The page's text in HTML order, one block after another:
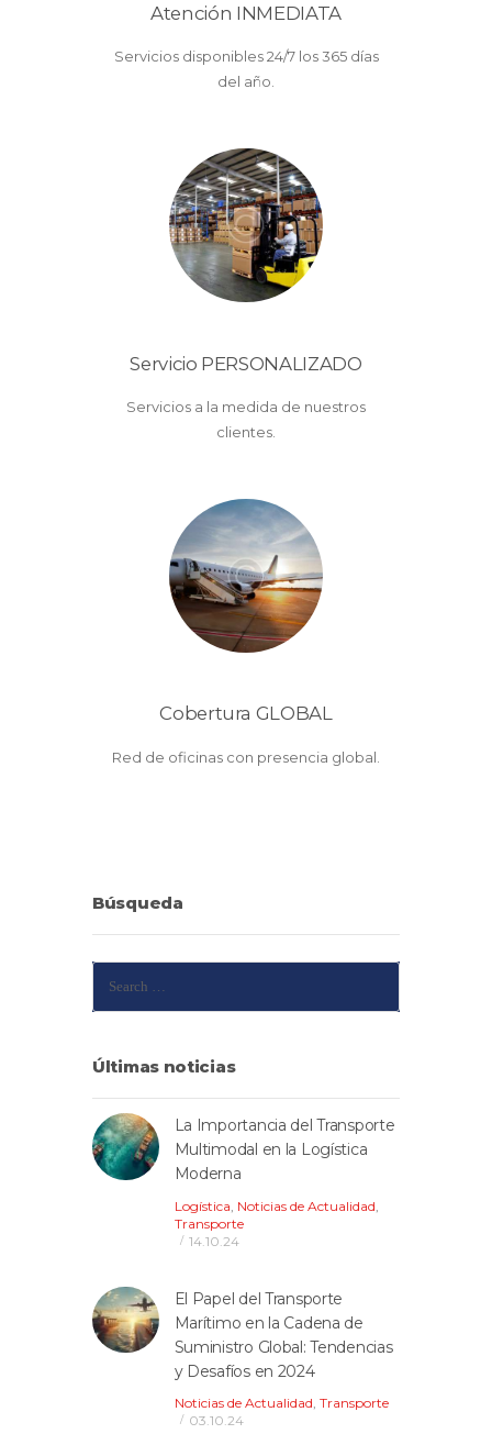
Atención INMEDIATA
Servicios disponibles 24/7 los 365 días
del año.
Servicio PERSONALIZADO
Servicios a la medida de nuestros
clientes.
Cobertura GLOBAL
Red de oficinas con presencia global.
Búsqueda
for:
Últimas noticias
La Importancia del Transporte
Multimodal en la Logística
Moderna
Logística Noticias de Actualidad
Transporte
14.10.24
El Papel del Transporte
Marítimo en la Cadena de
Suministro Global: Tendencias
y Desafíos en 2024
Noticias de Actualidad, Transporte
03.10.24